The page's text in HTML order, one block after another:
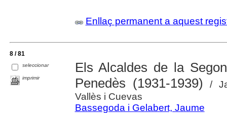
Enllaç permanent a aquest
8 / 81
seleccionar
imprimir
Els Alcaldes de la
Penedès (1931-1939)
/
Vallès i Cuevas
Bassegoda i Gelabert, Jaume